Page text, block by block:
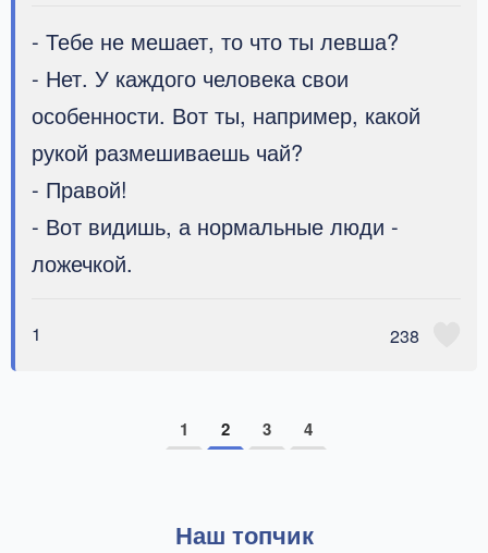
- Тебе не мешает, то что ты левша?
- Нет. У каждого человека свои
особенности. Вот ты, например, какой
рукой размешиваешь чай?
- Правой!
- Вот видишь, а нормальные люди -
ложечкой.
1 238
1 2 3 4
Наш топчик